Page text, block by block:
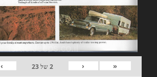
«
‹
2של23
›